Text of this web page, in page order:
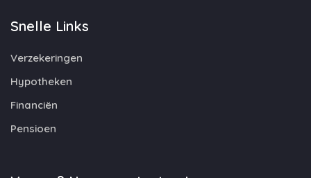
Snelle Links
Verzekeringen
Hypotheken
Financiën
Pensioen